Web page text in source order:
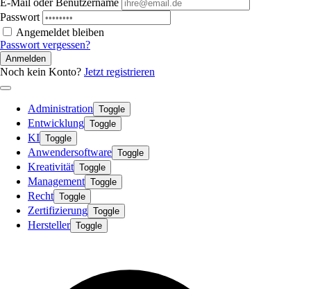
E-Mail oder Benutzername
Passwort
Angemeldet bleiben
Passwort vergessen?
Anmelden
Noch kein Konto? Jetzt registrieren
Administration Toggle
Entwicklung Toggle
KI Toggle
Anwendersoftware Toggle
Kreativität Toggle
Management Toggle
Recht Toggle
Zertifizierung Toggle
Hersteller Toggle